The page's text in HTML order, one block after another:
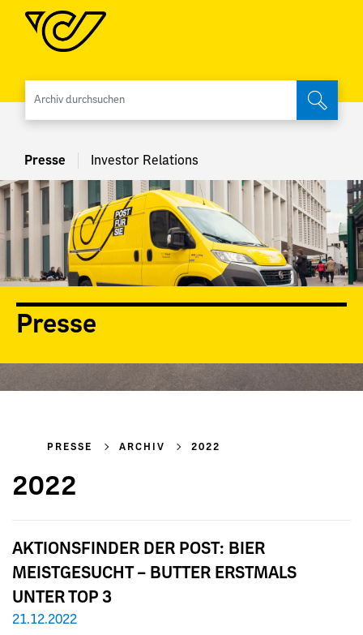
Archiv
Presse Investor Relations
Presse
PRESSE ARCHIV 2022
2022
AKTIONSFINDER DER POST: BIER
MEISTGESUCHT – BUTTER ERSTMALS
UNTER TOP 3
21.12.2022